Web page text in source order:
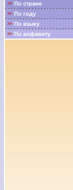
По стране
По году
По языку
По алфавиту